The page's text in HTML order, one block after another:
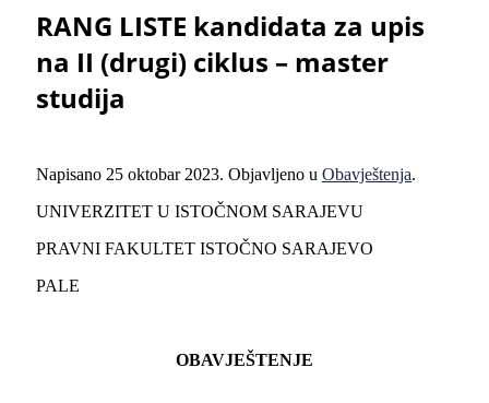
RANG LISTE kandidata za upis
na II (drugi) ciklus – master
studija
Napisano 25 oktobar 2023. Objavljeno u Obavještenja.
UNIVERZITET U ISTOČNOM SARAJEVU
PRAVNI FAKULTET ISTOČNO SARAJEVO
PALE
OBAVJEŠTENJE